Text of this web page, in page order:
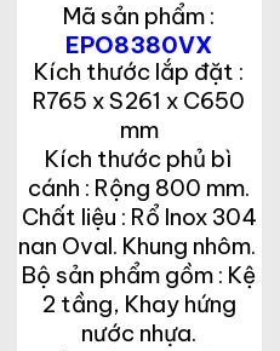
Mã sản phẩm :
EPO8380VX
Kích thước lắp đặt :
R765 x S261 x C650
mm
Kích thước phủ bì
cánh : Rộng 800 mm.
Chất liệu : Rổ Inox 304
nan Oval. Khung nhôm.
Bộ sản phẩm gồm : Kệ
2 tầng, Khay hứng
nước nhựa.